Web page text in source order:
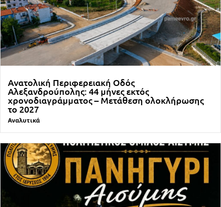
Ανατολική Περιφερειακή Οδός
Αλεξανδρούπολης: 44 μήνες εκτός
χρονοδιαγράμματος – Μετάθεση ολοκλήρωσης
το 2027
Αναλυτικά